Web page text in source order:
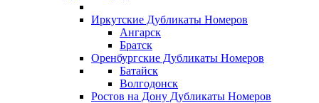
Иркутские Дубликаты Номеров
Ангарск
Братск
Оренбургские Дубликаты Номеров
Батайск
Волгодонск
Ростов на Дону Дубликаты Номеров